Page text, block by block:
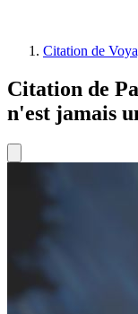
Citation de
Citation de
n'est jamais